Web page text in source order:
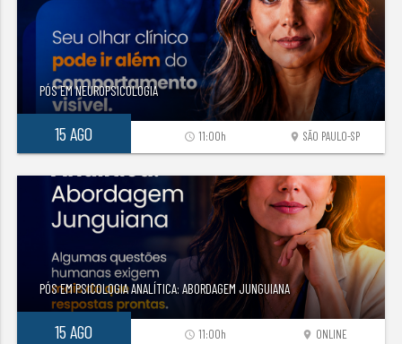
PÓS EM NEUROPSICOLOGIA
15 AGO location_on SÃO PAULO-SP
access_time 11:00h
PÓS EM PSICOLOGIA ANALÍTICA: ABORDAGEM JUNGUIANA
15 AGO location_on ONLINE
access_time 11:00h